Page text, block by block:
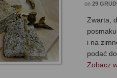
on29
Zwarta,
i na
podać
Zobacz